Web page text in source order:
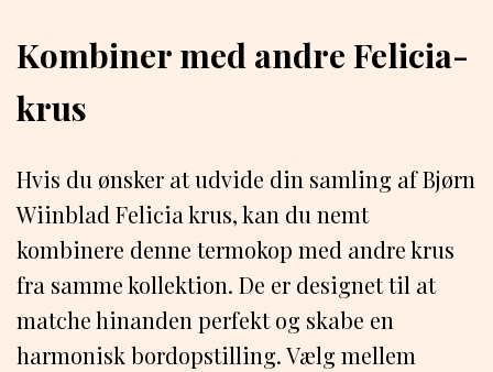
Kombiner med andre Felicia-
krus
Hvis du ønsker at udvide din samling af Bjørn
Wiinblad Felicia krus, kan du nemt
kombinere denne termokop med andre krus
fra samme kollektion. De er designet til at
matche hinanden perfekt og skabe en
harmonisk bordopstilling. Vælg mellem